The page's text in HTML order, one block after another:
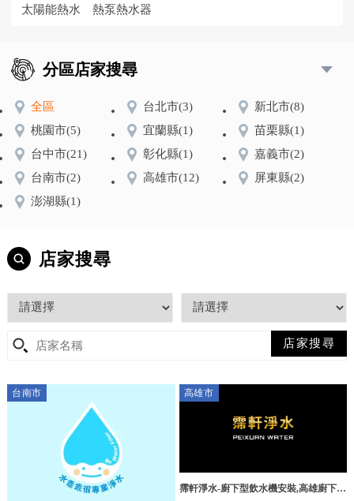
太陽能熱水
熱泵熱水器
分區店家搜尋
全區 台北市(3) 新北市(8)
桃園市(5) 宜蘭縣(1) 苗栗縣(1)
台中市(21) 彰化縣(1) 嘉義市(2)
台南市(2) 高雄市(12) 屏東縣(2)
澎湖縣(1)
店家搜尋
台南市 高雄市
霈軒淨水-廚下型飲水機安裝,高雄廚下型